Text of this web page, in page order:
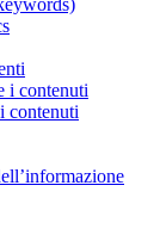
i contenuti
contenuti